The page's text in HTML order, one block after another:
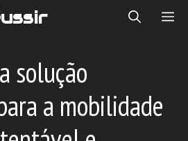
solução
a mobilidade